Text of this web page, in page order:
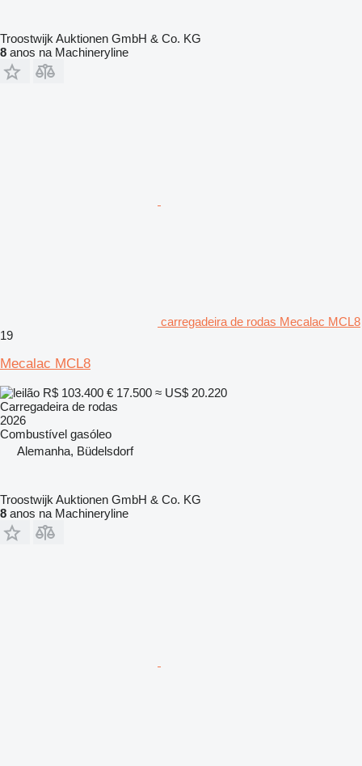
Troostwijk Auktionen GmbH & Co. KG
8 anos na Machineryline
carregadeira de rodas Mecalac MCL8
19
Mecalac MCL8
R$ 103.400 € 17.500 ≈ US$ 20.220
Carregadeira de rodas
2026
Combustível gasóleo
Alemanha, Büdelsdorf
Troostwijk Auktionen GmbH & Co. KG
8 anos na Machineryline